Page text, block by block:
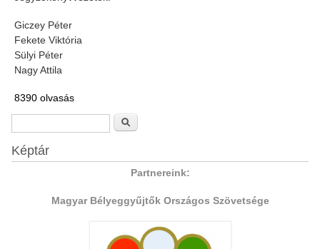
Giczey Péter
Fekete Viktória
Sülyi Péter
Nagy Attila
8390 olvasás
Keresés űrlap
Képtár
Partnereink:
Magyar Bélyeggyűjtők Országos Szövetsége